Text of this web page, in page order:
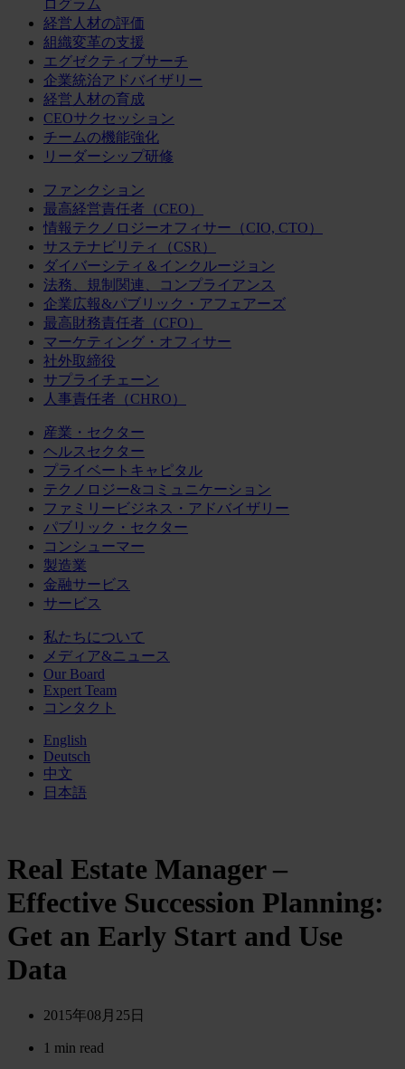
ログラム
経営人材の評価
組織変革の支援
エグゼクティブサーチ
企業統治アドバイザリー
経営人材の育成
CEOサクセッション
チームの機能強化
リーダーシップ研修
ファンクション
最高経営責任者（CEO）
情報テクノロジーオフィサー（CIO, CTO）
サステナビリティ（CSR）
ダイバーシティ＆インクルージョン
法務、規制関連、コンプライアンス
企業広報&パブリック・アフェアーズ
最高財務責任者（CFO）
マーケティング・オフィサー
社外取締役
サプライチェーン
人事責任者（CHRO）
産業・セクター
ヘルスセクター
プライベートキャピタル
テクノロジー&コミュニケーション
ファミリービジネス・アドバイザリー
パブリック・セクター
コンシューマー
製造業
金融サービス
サービス
私たちについて
メディア&ニュース
Our Board
Expert Team
コンタクト
English
Deutsch
中文
日本語
Real Estate Manager –
Effective Succession Planning:
Get an Early Start and Use
Data
2015年08月25日
1 min read